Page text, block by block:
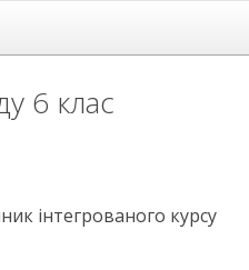
6 клас
інтегрованого курсу